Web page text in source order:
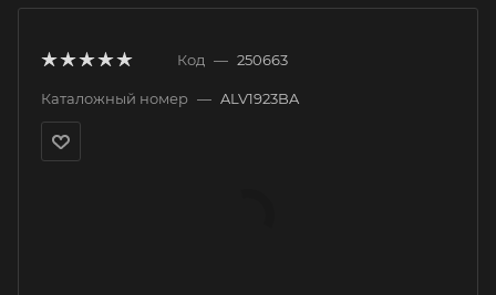
Код — 250663
Каталожный номер — ALV1923BA